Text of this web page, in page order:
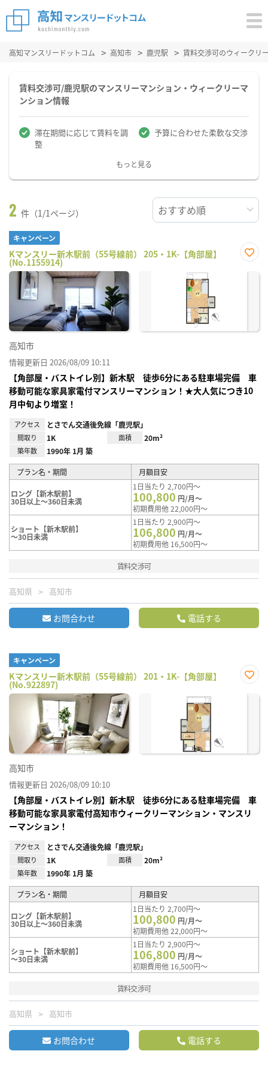
高知マンスリードットコム 高知市 鹿児駅 賃料交渉可のウィークリ
賃料交渉可/鹿児駅のマンスリーマンション・ウィークリーマ
ンション情報
滞在期間に応じて賃料を調
整
予算に合わせた柔軟な交渉
もっと見る
2 件（1/1ページ）
キャンペーン
Kマンスリー新木駅前（55号線前） 205・1K-【角部屋】
(No.1155914)
に入
高知市
情報更新日 2026/08/09 10:11
【角部屋・バストイレ別】新木駅 徒歩6分にある駐車場完備 車
移動可能な家具家電付マンスリーマンション！★大人気につき10
月中旬より増室！
アクセス とさでん交通後免線「鹿児駅」
間取り 1K 面積 20m²
築年数 1990年 1月 築
プラン名・期間 月額目安
ロング【新木駅前】
30日以上～360日未満
1日当たり 2,700円～
100,800 円/月～
初期費用他 22,000円～
ショート【新木駅前】
～30日未満
1日当たり 2,900円～
106,800 円/月～
初期費用他 16,500円～
賃料交渉可
高知県 高知市
お問合わせ 電話する
キャンペーン
Kマンスリー新木駅前（55号線前） 201・1K-【角部屋】
(No.922897)
に入
高知市
情報更新日 2026/08/09 10:10
【角部屋・バストイレ別】新木駅 徒歩6分にある駐車場完備 車
移動可能な家具家電付高知市ウィークリーマンション・マンスリ
ーマンション！
アクセス とさでん交通後免線「鹿児駅」
間取り 1K 面積 20m²
築年数 1990年 1月 築
プラン名・期間 月額目安
ロング【新木駅前】
30日以上～360日未満
1日当たり 2,700円～
100,800 円/月～
初期費用他 22,000円～
ショート【新木駅前】
～30日未満
1日当たり 2,900円～
106,800 円/月～
初期費用他 16,500円～
賃料交渉可
高知県 高知市
お問合わせ 電話する